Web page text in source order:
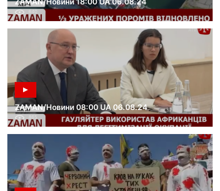
ZAMAN/Новини 08:00 UA 06.08.24
865